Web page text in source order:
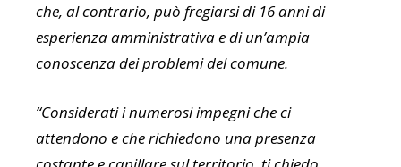
che, al contrario, può fregiarsi di 16 anni di
esperienza amministrativa e di un’ampia
conoscenza dei problemi del comune.
“Considerati i numerosi impegni che ci
attendono e che richiedono una presenza